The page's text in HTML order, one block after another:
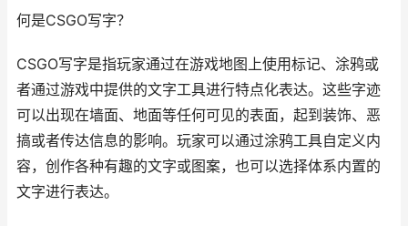
何是CSGO写字？
CSGO写字是指玩家通过在游戏地图上使用标记、涂鸦或
者通过游戏中提供的文字工具进行特点化表达。这些字迹
可以出现在墙面、地面等任何可见的表面，起到装饰、恶
搞或者传达信息的影响。玩家可以通过涂鸦工具自定义内
容，创作各种有趣的文字或图案，也可以选择体系内置的
文字进行表达。